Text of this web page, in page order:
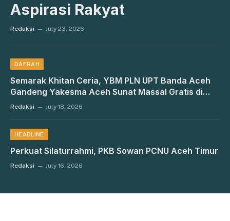
Aspirasi Rakyat
Redaksi July 23, 2026
DAERAH
Semarak Khitan Ceria, YBM PLN UPT Banda Aceh
Gandeng Yakesma Aceh Sunat Massal Gratis di
Aceh Utara
Redaksi July 18, 2026
HEADLINE
Perkuat Silaturrahmi, PKB Sowan PCNU Aceh Timur
Redaksi July 16, 2026